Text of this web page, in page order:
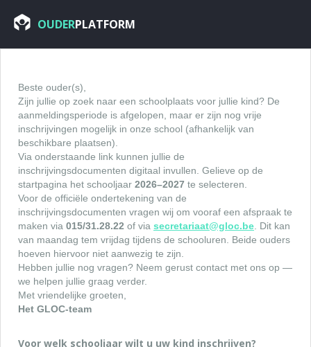
OUDERPLATFORM
Beste ouder(s),
Zijn jullie op zoek naar een schoolplaats voor jullie kind? De
aanmeldingsperiode is afgelopen, maar er zijn nog vrije
inschrijvingen mogelijk in onze school (afhankelijk van
beschikbare plaatsen).
Via onderstaande link kunnen jullie de
inschrijvingsdocumenten digitaal invullen. Gelieve op de
startpagina het schooljaar 2026–2027 te selecteren.
Voor de officiële ondertekening van de
inschrijvingsdocumenten vragen wij om vooraf een afspraak te
maken via 015/31.28.22 of via secretariaat@gloc.be . Dit kan
van maandag tem vrijdag tijdens de schooluren. Beide ouders
hoeven hiervoor niet aanwezig te zijn.
Hebben jullie nog vragen? Neem gerust contact met ons op —
we helpen jullie graag verder.
Met vriendelijke groeten,
Het GLOC-team
Voor welk schooljaar wilt u uw kind inschrijven?